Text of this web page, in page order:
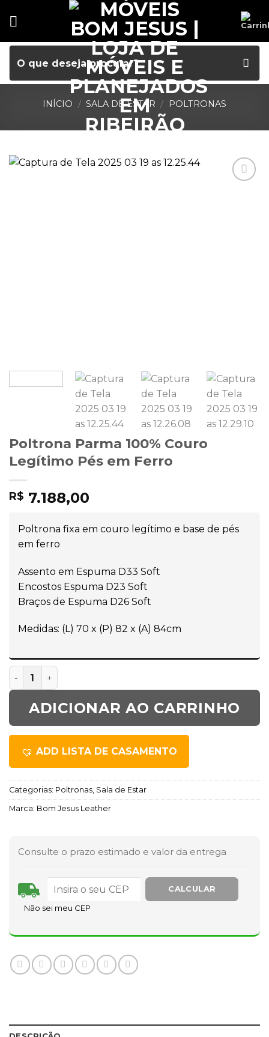
INÍCIO / SALA DE ESTAR / POLTRONAS
Poltrona Parma 100% Couro
Legítimo Pés em Ferro
R$ 7.188,00
Poltrona fixa em couro legítimo e base de pés
em ferro
Assento em Espuma D33 Soft
Encostos Espuma D23 Soft
Braços de Espuma D26 Soft
Medidas: (L) 70 x (P) 82 x (A) 84cm
ADICIONAR AO CARRINHO
ADD LISTA DE CASAMENTO
Categorias: Poltronas, Sala de Estar
Marca: Bom Jesus Leather
Consulte o prazo estimado e valor da entrega
Não sei meu CEP